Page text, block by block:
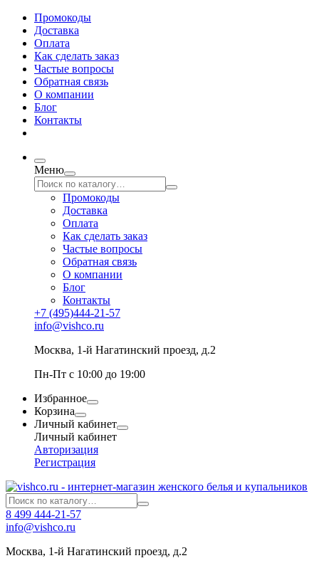
Промокоды
Доставка
Оплата
Как сделать заказ
Частые вопросы
Обратная связь
О компании
Блог
Контакты
Меню
Промокоды
Доставка
Оплата
Как сделать заказ
Частые вопросы
Обратная связь
О компании
Блог
Контакты
+7 (495)444-21-57
info@vishco.ru
Москва, 1-й Нагатинский проезд, д.2
Пн-Пт с 10:00 до 19:00
Избранное
Корзина
Личный кабинет
Личный кабинет
Авторизация
Регистрация
8 499 444-21-57
info@vishco.ru
Москва, 1-й Нагатинский проезд, д.2